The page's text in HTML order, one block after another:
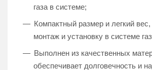
газа в системе;
Компактный размер и легкий вес,
монтаж и установку в системе
Выполнен из качественных
обеспечивает долговечность и